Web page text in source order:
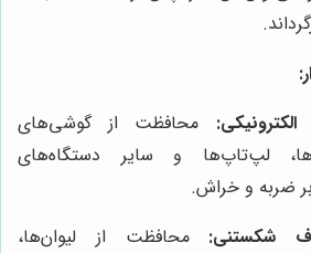
محافظت از گوشی‌های
لپ‌تاپ‌ها و سایر دستگاه‌های
ضربه و خراش.
شکستنی: محافظت از لیوان‌ها،